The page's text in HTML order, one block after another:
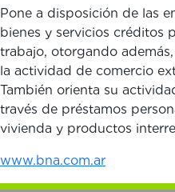
Pone a disposición de las
bienes y servicios créditos
trabajo, otorgando
la actividad de comercio
También orienta su
través de préstamos
vivienda y productos
www.bna.com.ar